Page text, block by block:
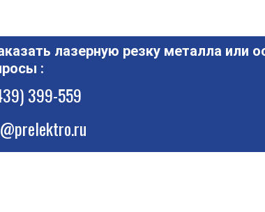
лазерную резку металла или
:
399-559